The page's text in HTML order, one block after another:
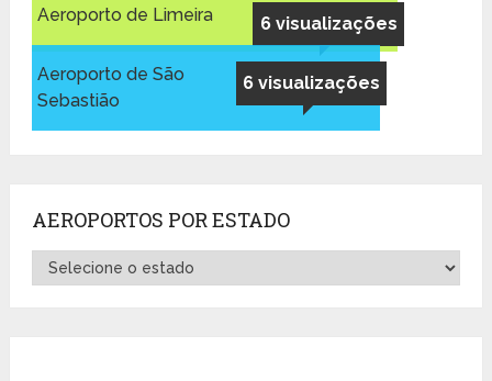
6 visualizações
Aeroporto de Limeira
6 visualizações
Aeroporto de São
Sebastião
AEROPORTOS POR ESTADO
Aeroportos
por